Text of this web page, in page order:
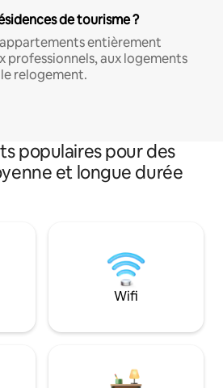
de tourisme ?
entièrement
professionnels, aux logements
relogement.
populaires pour des
et longue durée
Wifi